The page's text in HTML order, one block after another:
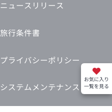
お気に入り
一覧を見る
ニュースリリース
旅行条件書
プライバシーポリシー
システムメンテナンス